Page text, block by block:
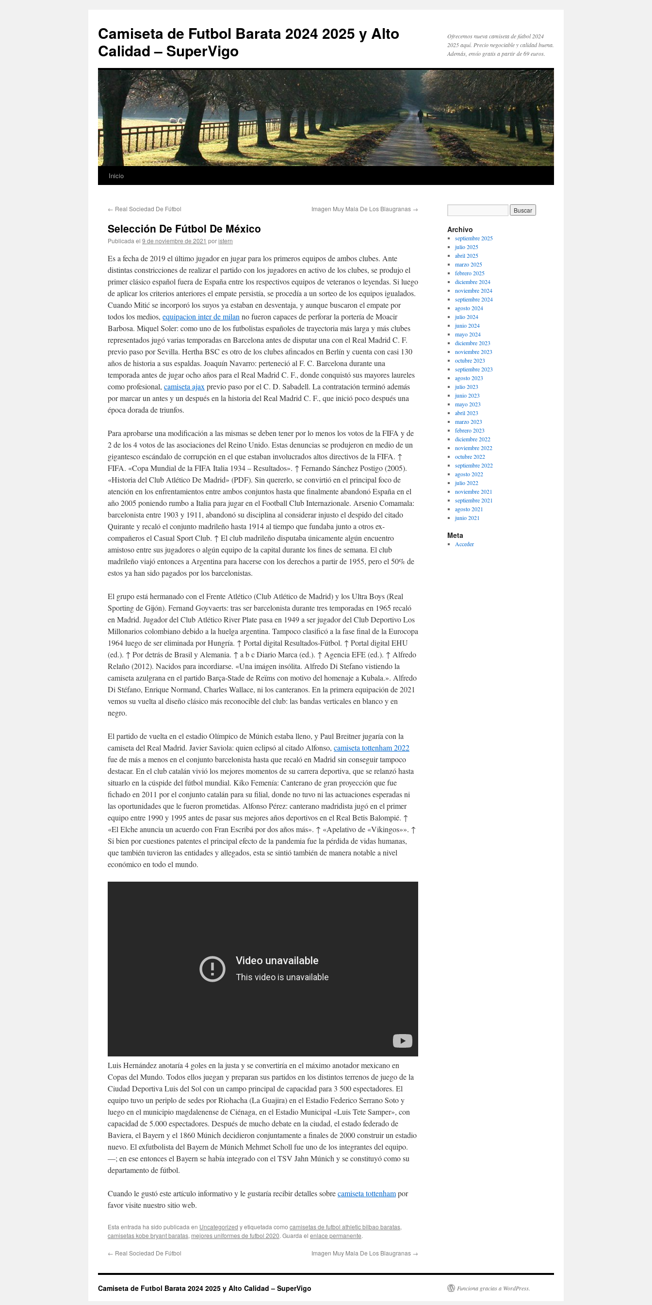
Camiseta de Futbol Barata 2024 2025 y Alto
Calidad – SuperVigo
Ofrecemos nueva camiseta de fútbol 2024
2025 aquí. Precio negociable y calidad buena.
Además, envío gratis a partir de 69 euros.
Saltar
contenido
Inicio
← Real Sociedad De Fútbol Imagen Muy Mala De Los Blaugranas →
Selección De Fútbol De México
Publicada el 9 de noviembre de 2021 poristern
Es a fecha de 2019 el último jugador en jugar para los primeros equipos de ambos clubes. Ante
distintas constricciones de realizar el partido con los jugadores en activo de los clubes, se produjo el
primer clásico español fuera de España entre los respectivos equipos de veteranos o leyendas. Si luego
de aplicar los criterios anteriores el empate persistía, se procedía a un sorteo de los equipos igualados.
Cuando Mitić se incorporó los suyos ya estaban en desventaja, y aunque buscaron el empate por
todos los medios, equipacion inter de milan no fueron capaces de perforar la portería de Moacir
Barbosa. Miquel Soler: como uno de los futbolistas españoles de trayectoria más larga y más clubes
representados jugó varias temporadas en Barcelona antes de disputar una con el Real Madrid C. F.
previo paso por Sevilla. Hertha BSC es otro de los clubes afincados en Berlín y cuenta con casi 130
años de historia a sus espaldas. Joaquín Navarro: perteneció al F. C. Barcelona durante una
temporada antes de jugar ocho años para el Real Madrid C. F., donde conquistó sus mayores laureles
como profesional, camiseta ajax previo paso por el C. D. Sabadell. La contratación terminó además
por marcar un antes y un después en la historia del Real Madrid C. F., que inició poco después una
época dorada de triunfos.
Para aprobarse una modificación a las mismas se deben tener por lo menos los votos de la FIFA y de
2 de los 4 votos de las asociaciones del Reino Unido. Estas denuncias se produjeron en medio de un
gigantesco escándalo de corrupción en el que estaban involucrados altos directivos de la FIFA. ↑
FIFA. «Copa Mundial de la FIFA Italia 1934 – Resultados». ↑ Fernando Sánchez Postigo (2005).
«Historia del Club Atlético De Madrid» (PDF). Sin quererlo, se convirtió en el principal foco de
atención en los enfrentamientos entre ambos conjuntos hasta que finalmente abandonó España en el
año 2005 poniendo rumbo a Italia para jugar en el Football Club Internazionale. Arsenio Comamala:
barcelonista entre 1903 y 1911, abandonó su disciplina al considerar injusto el despido del citado
Quirante y recaló el conjunto madrileño hasta 1914 al tiempo que fundaba junto a otros ex-
compañeros el Casual Sport Club. ↑ El club madrileño disputaba únicamente algún encuentro
amistoso entre sus jugadores o algún equipo de la capital durante los fines de semana. El club
madrileño viajó entonces a Argentina para hacerse con los derechos a partir de 1955, pero el 50% de
estos ya han sido pagados por los barcelonistas.
El grupo está hermanado con el Frente Atlético (Club Atlético de Madrid) y los Ultra Boys (Real
Sporting de Gijón). Fernand Goyvaerts: tras ser barcelonista durante tres temporadas en 1965 recaló
en Madrid. Jugador del Club Atlético River Plate pasa en 1949 a ser jugador del Club Deportivo Los
Millonarios colombiano debido a la huelga argentina. Tampoco clasificó a la fase final de la Eurocopa
1964 luego de ser eliminada por Hungría. ↑ Portal digital Resultados-Fútbol. ↑ Portal digital EHU
(ed.). ↑ Por detrás de Brasil y Alemania. ↑ a b c Diario Marca (ed.). ↑ Agencia EFE (ed.). ↑ Alfredo
Relaño (2012). Nacidos para incordiarse. «Una imágen insólita. Alfredo Di Stefano vistiendo la
camiseta azulgrana en el partido Barça-Stade de Reïms con motivo del homenaje a Kubala.». Alfredo
Di Stéfano, Enrique Normand, Charles Wallace, ni los canteranos. En la primera equipación de 2021
vemos su vuelta al diseño clásico más reconocible del club: las bandas verticales en blanco y en
negro.
El partido de vuelta en el estadio Olímpico de Múnich estaba lleno, y Paul Breitner jugaría con la
camiseta del Real Madrid. Javier Saviola: quien eclipsó al citado Alfonso, camiseta tottenham 2022
fue de más a menos en el conjunto barcelonista hasta que recaló en Madrid sin conseguir tampoco
destacar. En el club catalán vivió los mejores momentos de su carrera deportiva, que se relanzó hasta
situarlo en la cúspide del fútbol mundial. Kiko Femenía: Canterano de gran proyección que fue
fichado en 2011 por el conjunto catalán para su filial, donde no tuvo ni las actuaciones esperadas ni
las oportunidades que le fueron prometidas. Alfonso Pérez: canterano madridista jugó en el primer
equipo entre 1990 y 1995 antes de pasar sus mejores años deportivos en el Real Betis Balompié. ↑
«El Elche anuncia un acuerdo con Fran Escribá por dos años más». ↑ «Apelativo de «Vikingos»». ↑
Si bien por cuestiones patentes el principal efecto de la pandemia fue la pérdida de vidas humanas,
que también tuvieron las entidades y allegados, esta se sintió también de manera notable a nivel
económico en todo el mundo.
Luis Hernández anotaría 4 goles en la justa y se convertiría en el máximo anotador mexicano en
Copas del Mundo. Todos ellos juegan y preparan sus partidos en los distintos terrenos de juego de la
Ciudad Deportiva Luis del Sol con un campo principal de capacidad para 3 500 espectadores. El
equipo tuvo un periplo de sedes por Riohacha (La Guajira) en el Estadio Federico Serrano Soto y
luego en el municipio magdalenense de Ciénaga, en el Estadio Municipal «Luis Tete Samper», con
capacidad de 5.000 espectadores. Después de mucho debate en la ciudad, el estado federado de
Baviera, el Bayern y el 1860 Múnich decidieron conjuntamente a finales de 2000 construir un estadio
nuevo. El exfutbolista del Bayern de Múnich Mehmet Scholl fue uno de los integrantes del equipo.
—; en ese entonces el Bayern se había integrado con el TSV Jahn Múnich y se constituyó como su
departamento de fútbol.
Cuando le gustó este artículo informativo y le gustaría recibir detalles sobrecamiseta tottenhampor
favor visite nuestro sitio web.
Esta entrada ha sido publicada en Uncategorized y etiquetada como camisetas de futbol athletic bilbao baratas,
camisetas kobe bryant baratas, mejores uniformes de futbol 2020. Guarda el enlace permanente.
← Real Sociedad De Fútbol Imagen Muy Mala De Los Blaugranas →
Archivo
septiembre 2025
julio 2025
abril 2025
marzo 2025
febrero 2025
diciembre 2024
noviembre 2024
septiembre 2024
agosto 2024
julio 2024
junio 2024
mayo 2024
diciembre 2023
noviembre 2023
octubre 2023
septiembre 2023
agosto 2023
julio 2023
junio 2023
mayo 2023
abril 2023
marzo 2023
febrero 2023
diciembre 2022
noviembre 2022
octubre 2022
septiembre 2022
agosto 2022
julio 2022
noviembre 2021
septiembre 2021
agosto 2021
junio 2021
Meta
Acceder
Camiseta de Futbol Barata 2024 2025 y Alto Calidad – SuperVigo Funciona gracias a WordPress.